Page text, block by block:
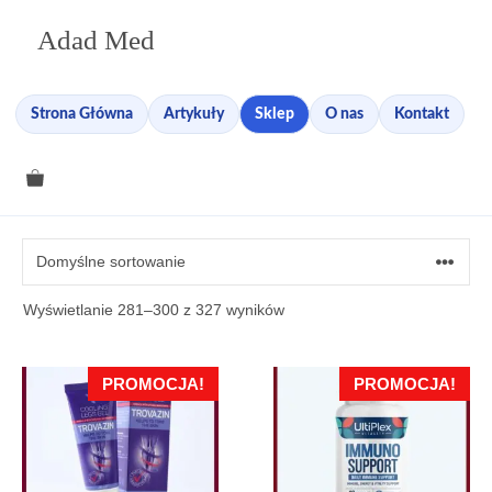
Adad Med
Strona Główna Artykuły Sklep O nas Kontakt
Wyświetlanie 281–300 z 327 wyników
PROMOCJA! PROMOCJA!